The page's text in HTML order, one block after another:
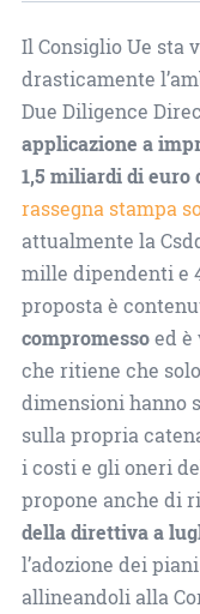
Il Consiglio Ue sta
drasticamente
Due Diligence
applicazione a
1,5 miliardi di euro
rassegna stampa
attualmente la
mille dipendenti e
proposta è
compromessoed è
che ritiene che
dimensioni hanno
sulla propria
i costi e gli oneri
propone anche di
della direttiva a
l’adozione dei
allineandoli alla